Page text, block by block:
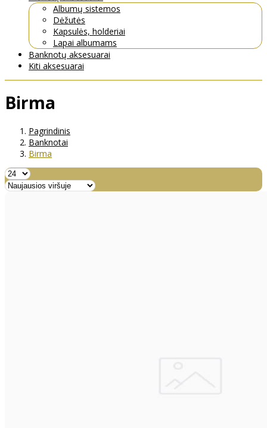
Albumų sistemos
Dėžutės
Kapsulės, holderiai
Lapai albumams
Banknotų aksesuarai
Kiti aksesuarai
Birma
Pagrindinis
Banknotai
Birma